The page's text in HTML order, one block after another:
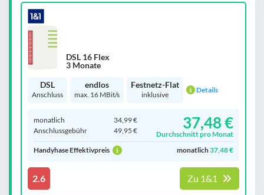
DSL 16 Flex
3 Monate
DSL
Anschluss
endlos
max. 16 MBit/s
Festnetz-Flat
inklusive
Details
monatlich
34,99 €
Anschluss­gebühr
49,95 € 37,48 €
Durchschnitt pro Monat
Handyhase Effektivpreis
monatlich37,48 €
2.6 Zu 1&1